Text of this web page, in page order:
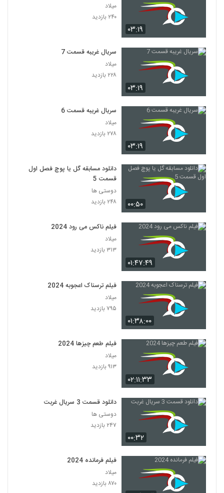
۰۳:۱۹
میلاد
۲۴۰ بازدید
۰۳:۱۹
سریال غریبه قسمت 7
میلاد
۲۲۸ بازدید
۰۳:۱۹
سریال غریبه قسمت 6
میلاد
۲۷۸ بازدید
۰۰:۵۰
دانلود مسابقه گل یا پوچ فصل اول
قسمت 5
دوستی ها
۲۴۸ بازدید
۰۱:۴۷:۴۹
فیلم ناکس می رود 2024
میلاد
۳۱۳ بازدید
۰۱:۳۸:۰۰
فیلم ترسناک اعجوبه 2024
میلاد
۷۹۵ بازدید
۰۲:۱۱:۳۳
فیلم طعم چیزها 2024
میلاد
۹۱۳ بازدید
۰۰:۳۲
دانلود قسمت 3 سریال غربت
دوستی ها
۲۴۷ بازدید
فیلم فرمانده 2024
میلاد
۸۷۰ بازدید